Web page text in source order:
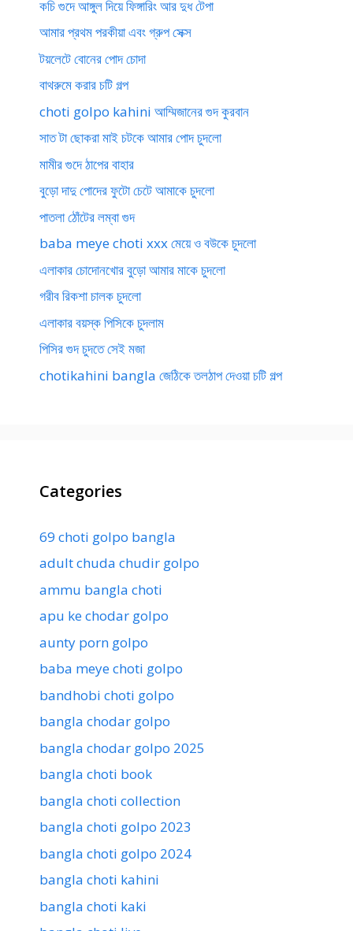
কচি গুদে আঙ্গুল দিয়ে ফিঙ্গারিং আর দুধ টেপা
আমার প্রথম পরকীয়া এবং গ্রুপ সেক্স
টয়লেটে বোনের পোদ চোদা
বাথরুমে করার চটি গল্প
choti golpo kahini আম্মিজানের গুদ কুরবান
সাত টা ছোকরা মাই চটকে আমার পোদ চুদলো
মামীর গুদে ঠাপের বাহার
বুড়ো দাদু পোদের ফুটো চেটে আমাকে চুদলো
পাতলা ঠোঁটের লম্বা গুদ
baba meye choti xxx মেয়ে ও বউকে চুদলো
এলাকার চোদোনখোর বুড়ো আমার মাকে চুদলো
গরীব রিকশা চালক চুদলো
এলাকার বয়স্ক পিসিকে চুদলাম
পিসির গুদ চুদতে সেই মজা
chotikahini bangla জেঠিকে তলঠাপ দেওয়া চটি গল্প
Categories
69 choti golpo bangla
adult chuda chudir golpo
ammu bangla choti
apu ke chodar golpo
aunty porn golpo
baba meye choti golpo
bandhobi choti golpo
bangla chodar golpo
bangla chodar golpo 2025
bangla choti book
bangla choti collection
bangla choti golpo 2023
bangla choti golpo 2024
bangla choti kahini
bangla choti kaki